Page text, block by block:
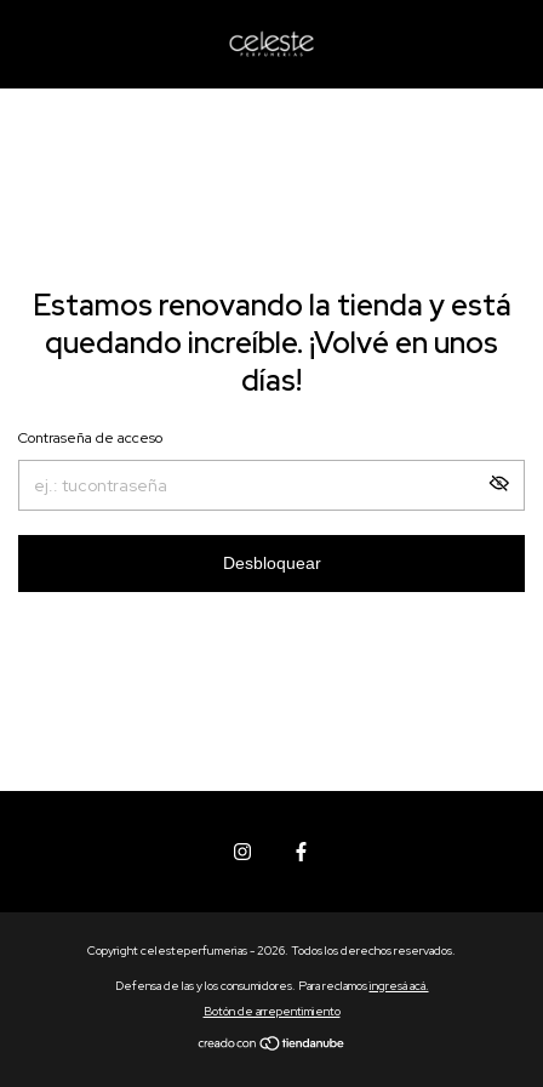
Estamos renovando la tienda y está
quedando increíble. ¡Volvé en unos
días!
Contraseña de acceso
Desbloquear
Copyright celesteperfumerias - 2026. Todos los derechos reservados.
Defensa de las y los consumidores. Para reclamosingresá acá.
Botón de arrepentimiento